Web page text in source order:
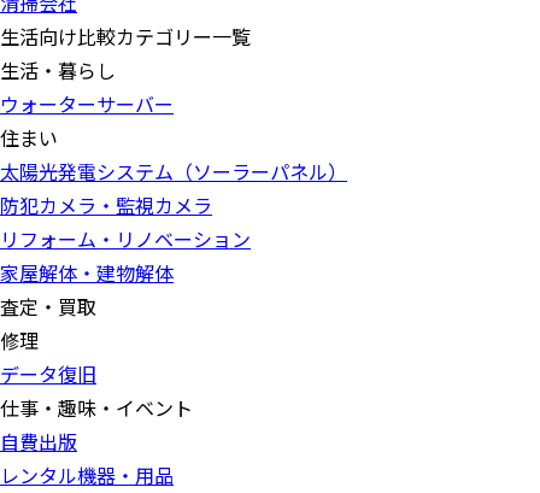
生活向け比較カテゴリー一覧
生活・暮らし
ウォーターサーバー
住まい
太陽光発電システム（ソーラーパネル）
防犯カメラ・監視カメラ
リフォーム・リノベーション
家屋解体・建物解体
査定・買取
修理
データ復旧
仕事・趣味・イベント
自費出版
レンタル機器・用品